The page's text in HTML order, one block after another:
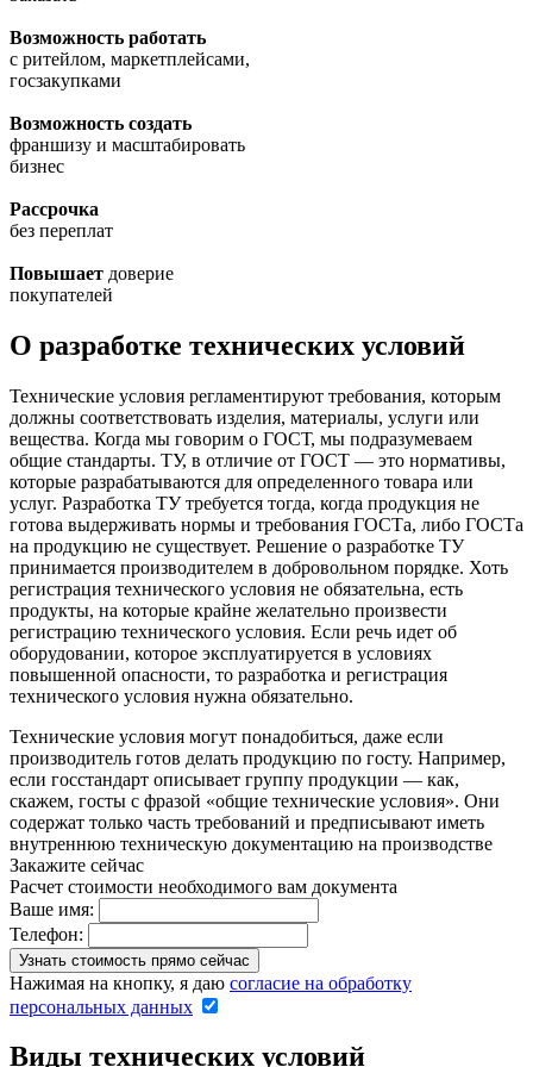
Возможность работать
с ритейлом, маркетплейсами,
госзакупками
Возможность создать
франшизу и масштабировать
бизнес
Рассрочка
без переплат
Повышает доверие
покупателей
О разработке технических условий
Технические условия регламентируют требования, которым
должны соответствовать изделия, материалы, услуги или
вещества. Когда мы говорим о ГОСТ, мы подразумеваем
общие стандарты. ТУ, в отличие от ГОСТ — это нормативы,
которые разрабатываются для определенного товара или
услуг. Разработка ТУ требуется тогда, когда продукция не
готова выдерживать нормы и требования ГОСТа, либо ГОСТа
на продукцию не существует. Решение о разработке ТУ
принимается производителем в добровольном порядке. Хоть
регистрация технического условия не обязательна, есть
продукты, на которые крайне желательно произвести
регистрацию технического условия. Если речь идет об
оборудовании, которое эксплуатируется в условиях
повышенной опасности, то разработка и регистрация
технического условия нужна обязательно.
Технические условия могут понадобиться, даже если
производитель готов делать продукцию по госту. Например,
если госстандарт описывает группу продукции — как,
скажем, госты с фразой «общие технические условия». Они
содержат только часть требований и предписывают иметь
внутреннюю техническую документацию на производстве
Закажите сейчас
Расчет стоимости необходимого вам документа
Ваше имя:
Телефон:
Нажимая на кнопку, я даю согласие на обработку
персональных данных
Виды технических условий